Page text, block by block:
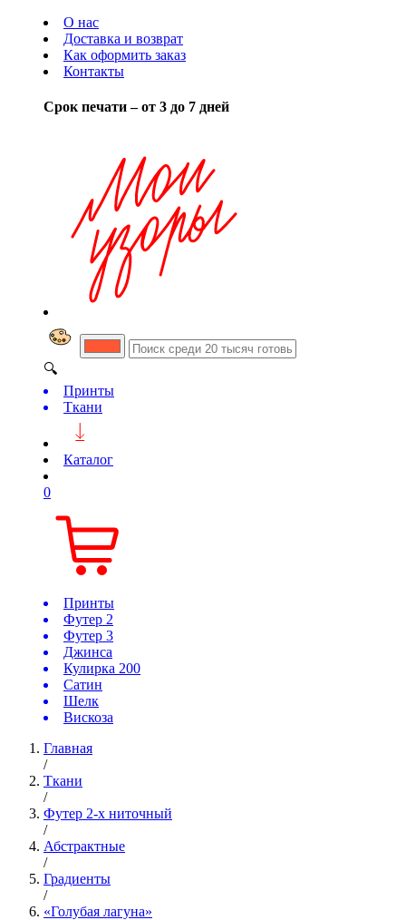
О нас
Доставка и возврат
Как оформить заказ
Контакты
Срок печати – от 3 до 7 дней
🔍
Принты
Ткани
Каталог
0
Принты
Футер 2
Футер 3
Джинса
Кулирка 200
Сатин
Шелк
Вискоза
Главная
/
Ткани
/
Футер 2-х ниточный
/
Абстрактные
/
Градиенты
/
«Голубая лагуна»